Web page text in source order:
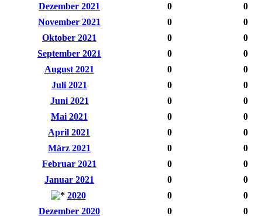
Dezember 2021
0
0
November 2021
0
0
Oktober 2021
0
0
September 2021
0
0
August 2021
0
0
Juli 2021
0
0
Juni 2021
0
0
Mai 2021
0
0
April 2021
0
0
März 2021
0
0
Februar 2021
0
0
Januar 2021
0
0
2020
0
0
Dezember 2020
0 0